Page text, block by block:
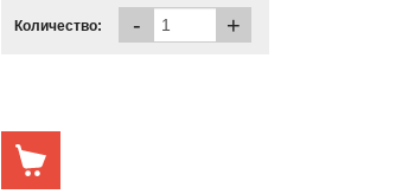
Количество: - +